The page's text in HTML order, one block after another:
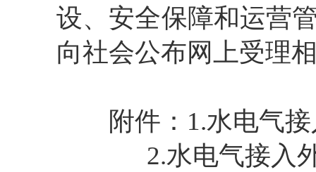
设、安全保障和运营
向社会公布网上受理
附件： 1.水电气
2.水电气接入